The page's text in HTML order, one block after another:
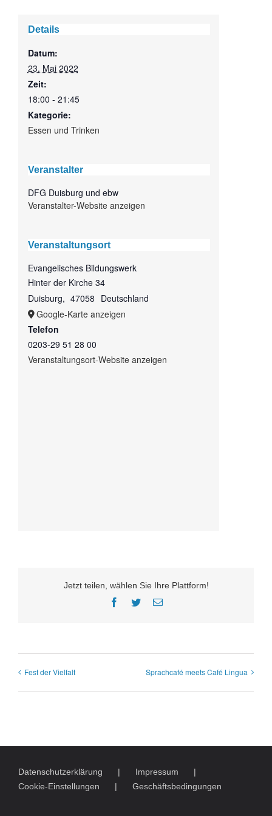
Details
Datum:
23. Mai 2022
Zeit:
18:00 - 21:45
Kategorie:
Essen und Trinken
Veranstalter
DFG Duisburg und ebw
Veranstalter-Website anzeigen
Veranstaltungsort
Evangelisches Bildungswerk
Hinter der Kirche 34
Duisburg, 47058 Deutschland
Google-Karte anzeigen
Telefon
0203-29 51 28 00
Veranstaltungsort-Website anzeigen
Jetzt teilen, wählen Sie Ihre Plattform!
Facebook
TwitterE-
Fest der Vielfalt Sprachcafé meets Café Lingua
Datenschutzerklärung
Impressum
Cookie-Einstellungen
Geschäftsbedingungen